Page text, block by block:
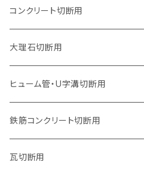
セグメントタイプ
205mm（8インチ）
セグメントタイプ
230mm（9インチ）
セグメントタイプ
305mm（12インチ）
セグメント
セグメント（特殊凸凹加工チップ）
355mm（14インチ）
セグメント
405mm（16インチ）
ウェーブタイプ
セグメントタイプ
ウェーブタイプ
180mm（7インチ）
セグメントタイプ
ウェーブタイプ
205mm（8インチ）
セグメントタイプ
ウェーブタイプ
230mm（9インチ）
セグメントタイプ
ウェーブタイプ
255mm（10インチ）
セグメントタイプ
305mm（12インチ）
ウェーブタイプ
セグメントタイプ
ウェーブタイプ
150mm（6インチ）
セグメントタイプ
ウェーブタイプ
180mm（7インチ）
セグメントタイプ
ウェーブタイプ
205mm（8インチ）
セグメントタイプ
ウェーブタイプ
230mm（9インチ）
セグメントタイプ
255mm（10インチ）
セグメントタイプ
セグメントタイプ（ビス穴付き
125mm（5インチ）
セグメントタイプ
セグメントタイプ（ビス穴付き
150mm（6インチ）
セグメントタイプ
180mm（7インチ）
セグメントタイプ
205mm（8インチ）
セグメントタイプ
230mm（9インチ）
105mm（4インチ）
セグメントタイプ
セグメントタイプ（ビス穴付き
125mm（5インチ）
セグメントタイプ
セグメントタイプ（ビス穴付き
150mm（6インチ）
セグメントタイプ
180mm（7インチ）
セグメントタイプ
205mm（8インチ）
コンクリート切断用
105mm（4インチ）
セグメントタイプ
ウェーブタイプ
125mm（5インチ）
セグメントタイプ
ウェーブタイプ
150mm（6インチ）
セグメントタイプ
180mm（7インチ）
大理石切断用
125mm（5インチ）
ヒューム管・U字溝切断用
105mm（4インチ）
セグメントタイプ
125mm（5インチ）
鉄筋コンクリート切断用
305mm（12インチ）
瓦切断用